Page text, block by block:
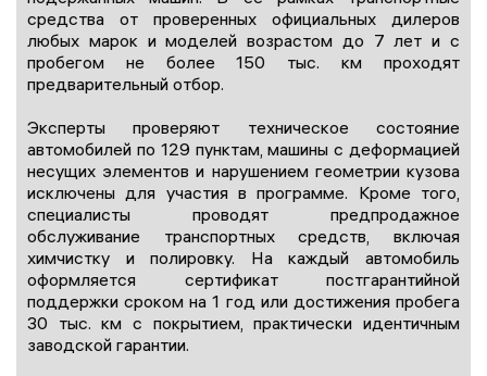
средства от проверенных официальных дилеров
любых марок и моделей возрастом до 7 лет и с
пробегом не более 150 тыс. км проходят
предварительный отбор.
Эксперты проверяют техническое состояние
автомобилей по 129 пунктам, машины с деформацией
несущих элементов и нарушением геометрии кузова
исключены для участия в программе. Кроме того,
специалисты проводят предпродажное
обслуживание транспортных средств, включая
химчистку и полировку. На каждый автомобиль
оформляется сертификат постгарантийной
поддержки сроком на 1 год или достижения пробега
30 тыс. км с покрытием, практически идентичным
заводской гарантии.